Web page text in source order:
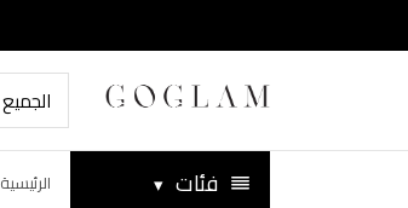
فئات ▾ الرئيسية